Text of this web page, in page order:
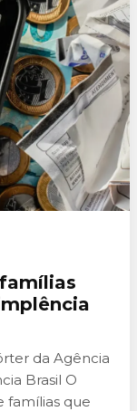
da Agência
Brasil O
famílias que